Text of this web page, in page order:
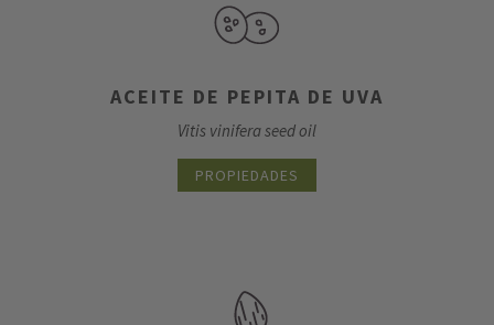
ACEITE DE PEPITA DE UVA
Vitis vinifera seed oil
PROPIEDADES